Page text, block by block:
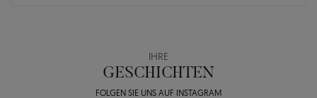
IHRE
GESCHICHTEN
FOLGEN SIE UNS AUF INSTAGRAM